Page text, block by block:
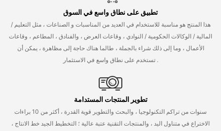
تطبيق على نطاق واسع في السوق
هذا المنتج هو مناسبة للاستخدام في العديد من المناسبات و الصناعات ، مثل التعليم /
المالية / الوكالات الحكومية / النوادي ، وقاعات العرض ، والفنادق ، المطاعم ، وقاعات
الأعمال ، وما إلى ذلك شراء بالجملة ، طالما هناك حاجة إلى مظاهرة ، يمكن أن
تستخدم على نطاق واسع في الاستثمار .
تطوير المنتجات المستدامة
سنوات من تراكم التكنولوجيا ، والبحث والتطوير قوية القدرة ، أكثر من 10 براءات
الاختراع في متناول اليد ، والمنتجات التقنية عتبة عالية ؛ التخطيط الجيد خط الانتاج ،